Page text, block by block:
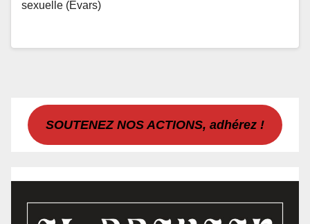
sexuelle (Evars)
SOUTENEZ NOS ACTIONS, adhérez !